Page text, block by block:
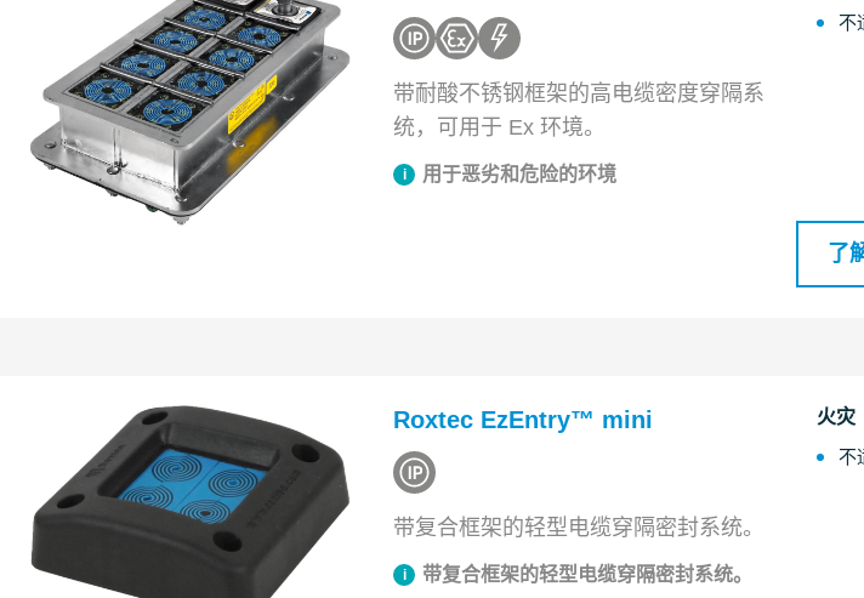
带耐酸不锈钢框架的高电缆密度穿隔系
统，可用于 Ex 环境。
用于恶劣和危险的环境
不
了
Roxtec EzEntry™ mini
带复合框架的轻型电缆穿隔密封系统。
带复合框架的轻型电缆穿隔密封系统。
火灾
不